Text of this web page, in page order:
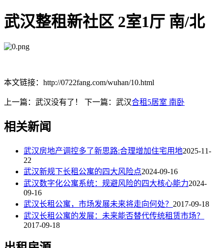
武汉整租新社区 2室1厅 南/北
本文链接：http://0722fang.com/wuhan/10.html
上一篇：武汉没有了！ 下一篇：武汉合租5居室 南卧
相关新闻
武汉房地产调控多了新思路:合理增加住宅用地2025-11-
22
武汉新规下长租公寓的四大风险点2024-09-16
武汉数字化公寓系统：规避风险的四大核心能力2024-
09-16
武汉长租公寓，市场发展未来将走向何处？ 2017-09-18
武汉长租公寓的发展：未来能否替代传统租赁市场？
2017-09-18